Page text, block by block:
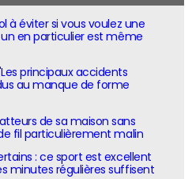
à éviter si vous voulez une
en particulier est même
principaux accidents
au manque de forme
de sa maison sans
fil particulièrement malin
: ce sport est excellent
minutes régulières suffisent